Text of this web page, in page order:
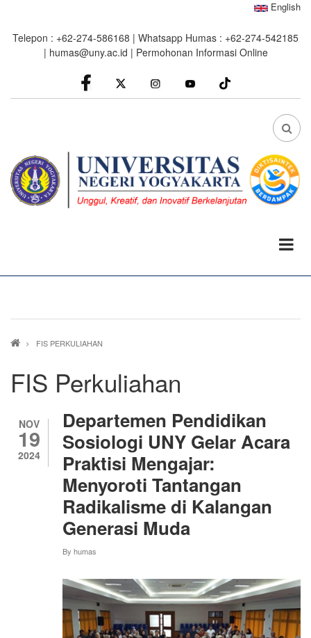
main
English
Telepon : +62-274-586168 | Whatsapp Humas : +62-274-542185
| humas@uny.ac.id | Permohonan Informasi Online
facebook
Instagram youtube
FA
Breadcrumb
FIS PERKULIAHAN
FIS Perkuliahan
NOV
19
2024
Departemen Pendidikan
Sosiologi UNY Gelar Acara
Praktisi Mengajar:
Menyoroti Tantangan
Radikalisme di Kalangan
Generasi Muda
By humas